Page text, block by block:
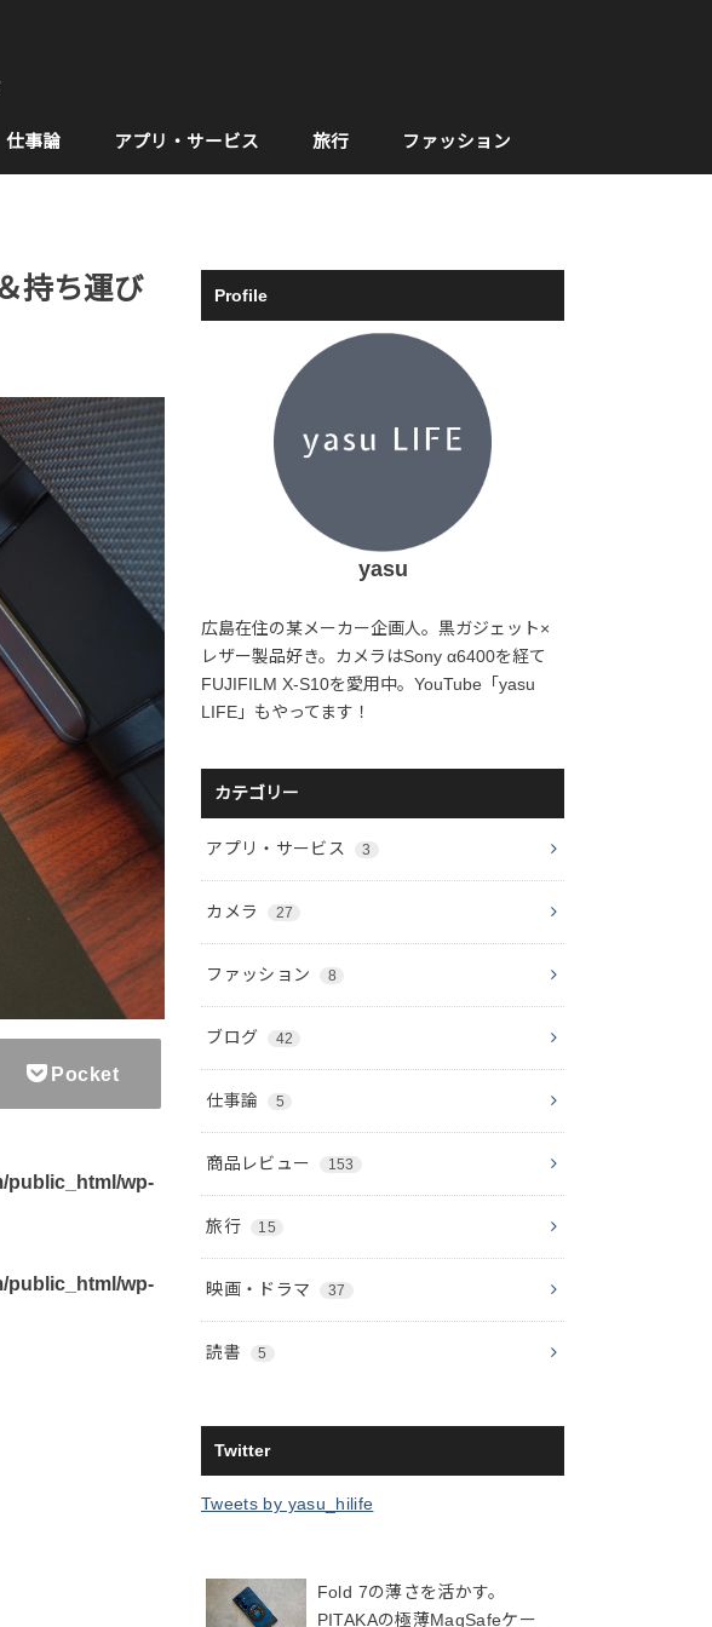
仕事論 アプリ・サービス 旅行 ファッション
持ち運び
Pocket
public_html/wp-
public_html/wp-
Profile
yasu
広島在住の某メーカー企画人。黒ガジェット×
レザー製品好き。カメラはSony α6400を経て
FUJIFILM X-S10を愛用中。YouTube「yasu
LIFE」もやってます！
カテゴリー
アプリ・サービス 3
カメラ 27
ファッション 8
ブログ 42
仕事論 5
商品レビュー 153
旅行 15
映画・ドラマ 37
読書 5
Twitter
Tweets by yasu_hilife
Fold 7の薄さを活かす。
PITAKAの極薄MagSafeケー